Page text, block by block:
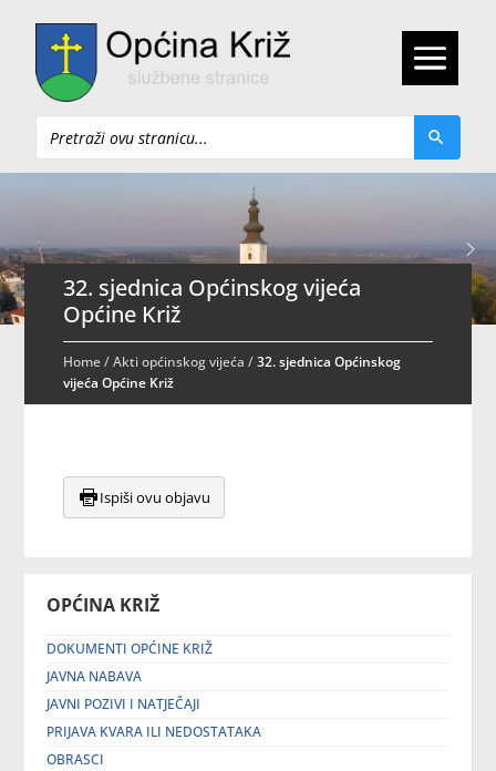
Pretraži
OPĆINA KRIŽ
DOKUMENTI OPĆINE KRIŽ
JAVNA NABAVA
JAVNI POZIVI I NATJEČAJI
PRIJAVA KVARA ILI NEDOSTATAKA
OBRASCI
32. sjednica Općinskog vijeća
Općine Križ
Home/Akti općinskog vijeća /32. sjednica Općinskog
vijeća Općine Križ
Ispiši ovu objavu